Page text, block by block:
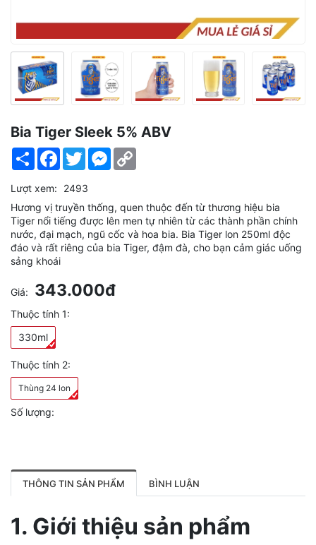
Bia Tiger Sleek 5% ABV
Share Facebook
TwitterMessenger
Lượt xem:
2493
Hương vị truyền thống, quen thuộc đến từ thương hiệu bia
Tiger nổi tiếng được lên men tự nhiên từ các thành phần chính
nước, đại mạch, ngũ cốc và hoa bia. Bia Tiger lon 250ml độc
đáo và rất riêng của bia Tiger, đậm đà, cho bạn cảm giác uống
sảng khoái
Giá: 343.000đ
Thuộc tính 1:
330ml
Thuộc tính 2:
Thùng 24 lon
Số lượng:
THÔNG TIN SẢN PHẨM BÌNH LUẬN
1. Giới thiệu sản phẩm